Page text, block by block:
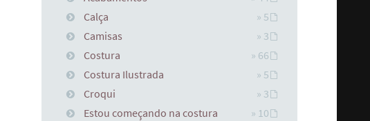
Calça
» 5
Camisas
» 3
Costura
» 66
Costura Ilustrada
» 5
Croqui
» 3
Estou começando na costura
» 10